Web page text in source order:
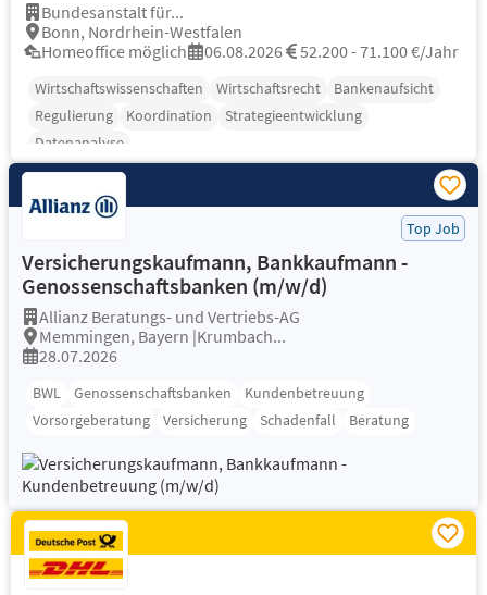
Bundesanstalt für...
Bonn, Nordrhein-Westfalen
Homeoffice möglich
06.08.2026 52.200 - 71.100 €/Jahr
Wirtschaftswissenschaften Wirtschaftsrecht
Bankenaufsicht
Regulierung
Koordination
Strategieentwicklung
Datenanalyse
Top Job
Versicherungskaufmann, Bankkaufmann -
Genossenschaftsbanken (m/w/d)
Allianz Beratungs- und Vertriebs-AG
Memmingen, Bayern |Krumbach...
28.07.2026
BWL Genossenschaftsbanken
Kundenbetreuung
Vorsorgeberatung
Versicherung Schadenfall Beratung